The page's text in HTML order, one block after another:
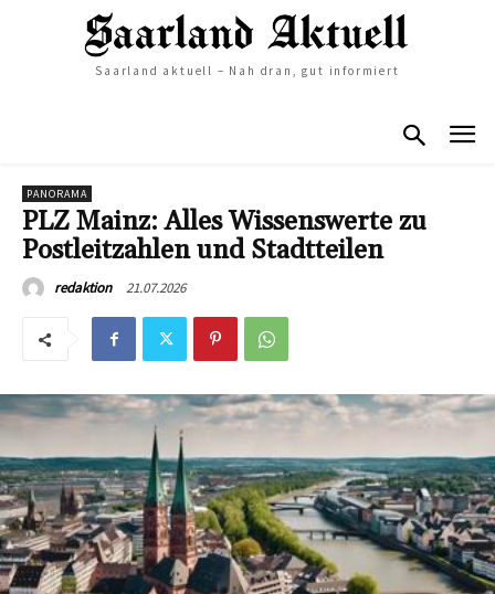
Saarland aktuell – Nah dran, gut informiert
PANORAMA
PLZ Mainz: Alles Wissenswerte zu
Postleitzahlen und Stadtteilen
redaktion 21.07.2026